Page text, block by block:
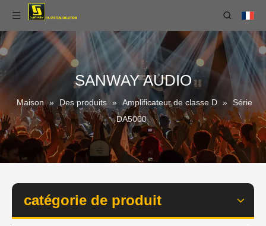
SANWAY AUDIO
Maison » Des produits » Amplificateur de classe D » Série
DA5000
catégorie de produit